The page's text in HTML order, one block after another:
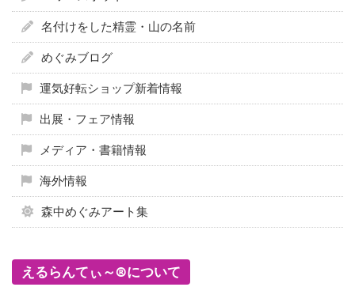
名付けをした精霊・山の名前
めぐみブログ
運気好転ショップ新着情報
出展・フェア情報
メディア・書籍情報
海外情報
森中めぐみアート集
えるらんてぃ～®について